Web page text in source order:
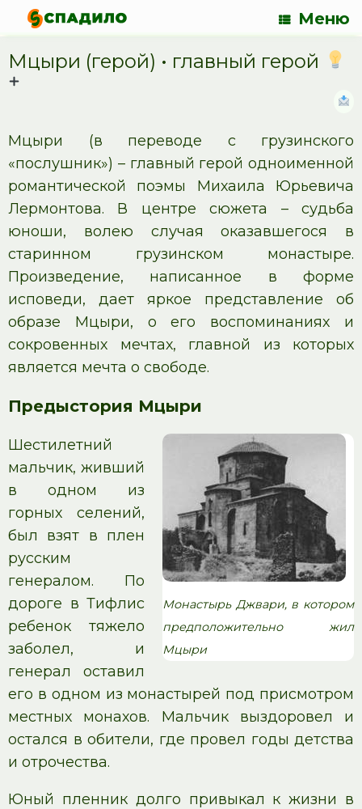
Меню
Мцыри (герой) • главный герой
Мцыри (в переводе с грузинского
«послушник») – главный герой одноименной
романтической поэмы Михаила Юрьевича
Лермонтова. В центре сюжета – судьба
юноши, волею случая оказавшегося в
старинном грузинском монастыре.
Произведение, написанное в форме
исповеди, дает яркое представление об
образе Мцыри, о его воспоминаниях и
сокровенных мечтах, главной из которых
является мечта о свободе.
Предыстория Мцыри
Монастырь Джвари, в котором
предположительно жил
Мцыри
Шестилетний
мальчик, живший
в одном из
горных селений,
был взят в плен
русским
генералом. По
дороге в Тифлис
ребенок тяжело
заболел, и
генерал оставил
его в одном из монастырей под присмотром
местных монахов. Мальчик выздоровел и
остался в обители, где провел годы детства
и отрочества.
Юный пленник долго привыкал к жизни в